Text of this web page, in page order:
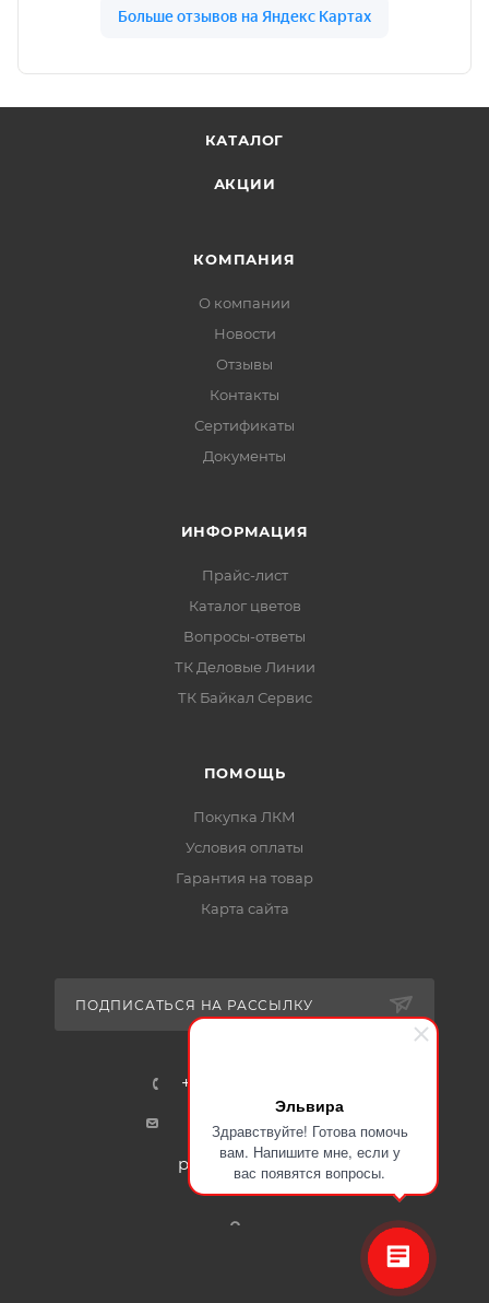
Эльвира
Здравствуйте! Готова помочь
вам. Напишите мне, если у
вас появятся вопросы.
КАТАЛОГ
АКЦИИ
КОМПАНИЯ
О компании
Новости
Отзывы
Контакты
Сертификаты
Документы
ИНФОРМАЦИЯ
Прайс-лист
Каталог цветов
Вопросы-ответы
ТК Деловые Линии
ТК Байкал Сервис
ПОМОЩЬ
Покупка ЛКМ
Условия оплаты
Гарантия на товар
Карта сайта
ПОДПИСАТЬСЯ НА РАССЫЛКУ
+7-915-401-91-17
mail@certa24.ru
plast@certa-plast.ru